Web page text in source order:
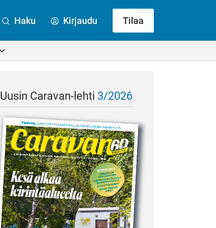
Haku Kirjaudu Tilaa
Uusin Caravan-lehti 3/2026